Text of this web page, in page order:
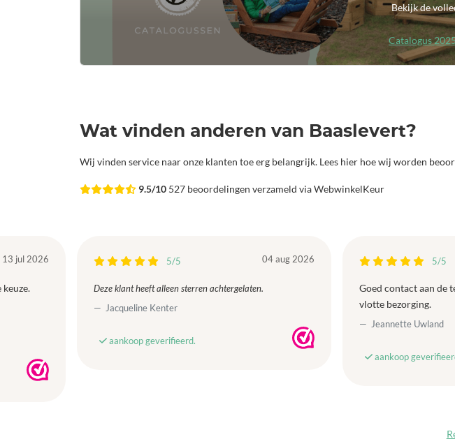
Bekijk de
Catalogus
Wat vinden anderen van Baaslevert?
Wij vinden service naar onze klanten toe erg belangrijk. Lees hier hoe wij worden
9.5/10527 beoordelingen verzameld via WebwinkelKeur
13 jul 2026 5/5 04 aug 2026
Deze klant heeft alleen sterren achtergelaten.
Jacqueline Kenter
aankoop geverifieerd.
5/5
Goed contact aan de
vlotte bezorging.
Jeannette Uwland
aankoop